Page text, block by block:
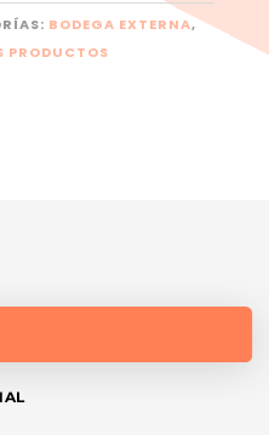
BODEGA EXTERNA,
PRODUCTOS